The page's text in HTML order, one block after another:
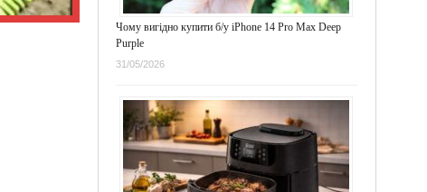
Чому вигідно купити б/у iPhone 14 Pro Max Deep
Purple
31/05/2026